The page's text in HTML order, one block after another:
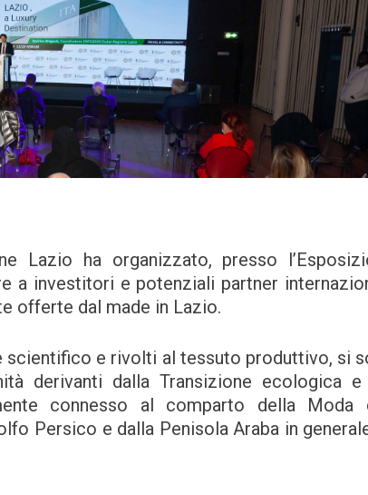
Lazio ha organizzato, presso
a investitori e potenziali partner
offerte dal made in Lazio.
e rivolti al tessuto produttivo, si
derivanti dalla Transizione ecologica e
connesso al comparto della Moda
Persico e dalla Penisola Araba in